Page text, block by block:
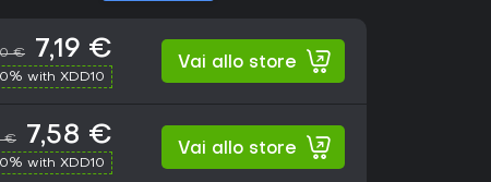
€ 7,19 €
with XDD10
Vai allo store
€ 7,58 €
with XDD10
Vai allo store